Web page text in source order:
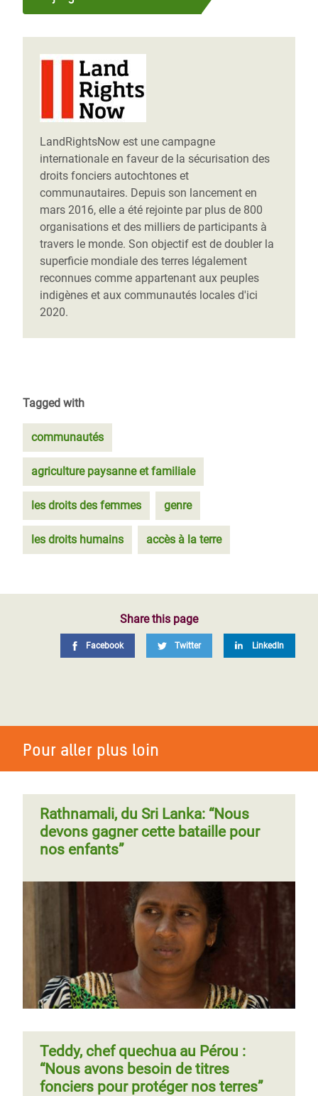
LandRightsNow est une campagne
internationale en faveur de la sécurisation des
droits fonciers autochtones et
communautaires. Depuis son lancement en
mars 2016, elle a été rejointe par plus de 800
organisations et des milliers de participants à
travers le monde. Son objectif est de doubler la
superficie mondiale des terres légalement
reconnues comme appartenant aux peuples
indigènes et aux communautés locales d'ici
2020.
Tagged with
communautés
agriculture paysanne et familiale
les droits des femmes genre
les droits humains accès à la terre
Share this page
Facebook Twitter LinkedIn
Pour aller plus loin
Rathnamali, du Sri Lanka: “Nous
devons gagner cette bataille pour
nos enfants”
Teddy, chef quechua au Pérou :
“Nous avons besoin de titres
fonciers pour protéger nos terres”